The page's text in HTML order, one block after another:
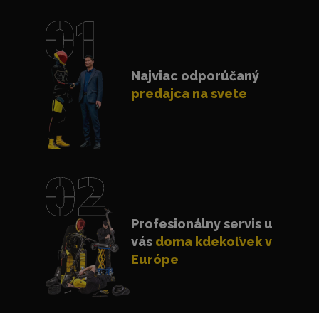
Najviac odporúčaný
predajca na svete
Profesionálny servis u
vás doma kdekoľvek v
Európe